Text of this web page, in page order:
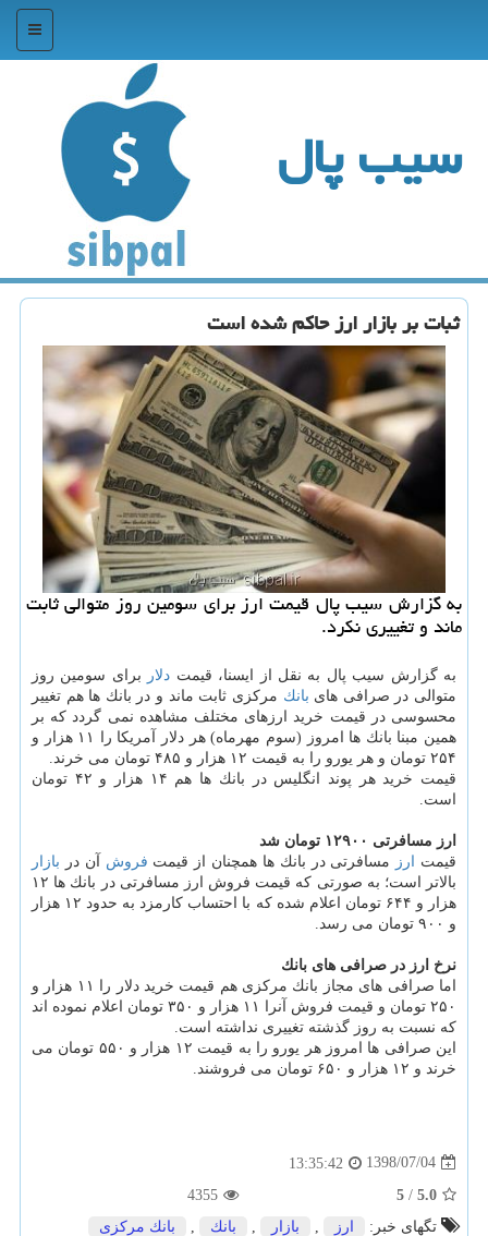
منو
سیب پال
ثبات بر بازار ارز حاكم شده است
به گزارش سیب پال قیمت ارز برای سومین روز متوالی ثابت
ماند و تغییری نكرد.
به گزارش سیب پال به نقل از ایسنا، قیمت دلار
برای سومین روز
متوالی در صرافی های بانك مركزی ثابت ماند و در بانك ها هم تغییر
محسوسی در قیمت خرید ارزهای مختلف مشاهده نمی گردد كه بر
همین مبنا بانك ها امروز (سوم مهرماه) هر دلار آمریكا را ۱۱ هزار و
۲۵۴ تومان و هر یورو را به قیمت ۱۲ هزار و ۴۸۵ تومان می خرند.
قیمت خرید هر پوند انگلیس در بانك ها هم ۱۴ هزار و ۴۲ تومان
است.
ارز مسافرتی ۱۲۹۰۰ تومان شد
قیمت ارز مسافرتی در بانك ها همچنان از قیمت فروش آن در بازار
بالاتر است؛ به صورتی كه قیمت فروش ارز مسافرتی در بانك ها ۱۲
هزار و ۶۴۴ تومان اعلام شده كه با احتساب كارمزد به حدود ۱۲ هزار
و ۹۰۰ تومان می رسد.
نرخ ارز در صرافی های بانك
اما صرافی های مجاز بانك مركزی هم قیمت خرید دلار را ۱۱ هزار و
۲۵۰ تومان و قیمت فروش آنرا ۱۱ هزار و ۳۵۰ تومان اعلام نموده اند
كه نسبت به روز گذشته تغییری نداشته است.
این صرافی ها امروز هر یورو را به قیمت ۱۲ هزار و ۵۵۰ تومان می
خرند و ۱۲ هزار و ۶۵۰ تومان می فروشند.
1398/07/04
13:35:42
5.0
/
5
4355
تگهای خبر:
ارز بازار بانك بانك مركزی